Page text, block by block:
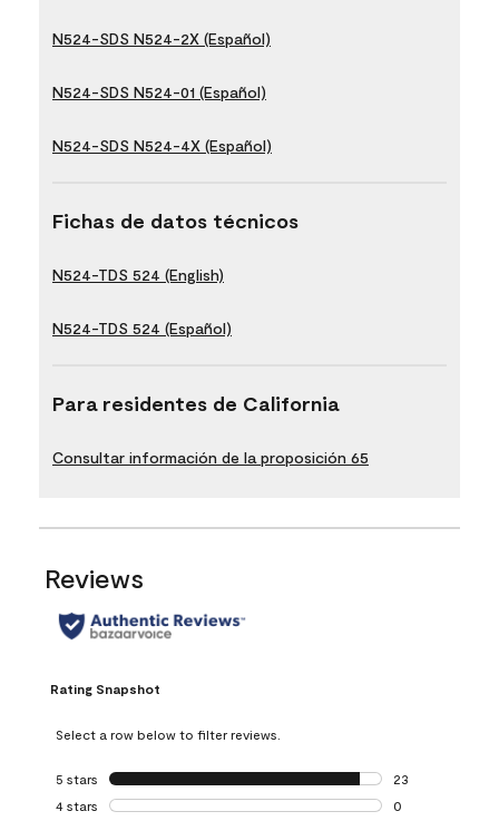
N524-SDS N524-2X (Español)
N524-SDS N524-01 (Español)
N524-SDS N524-4X (Español)
Fichas de datos técnicos
N524-TDS 524 (English)
N524-TDS 524 (Español)
Para residentes de California
Consultar información de la proposición 65
Reviews
Rating Snapshot
Select a row below to filter reviews.
5 stars stars
23
23 reviews with
4 stars stars
0